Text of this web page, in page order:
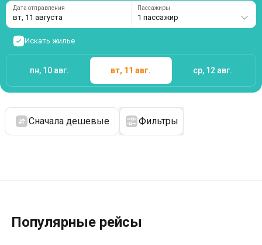
Дата отправления
вт, 11 августа
Пассажиры
1 пассажир
Искать жилье
пн, 10 авг. вт, 11 авг. ср, 12 авг.
Сначала дешевые Фильтры
Популярные рейсы